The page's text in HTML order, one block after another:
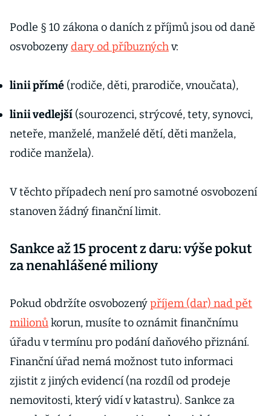
Podle § 10 zákona o daních z příjmů jsou od daně
osvobozenydary od příbuznýchv:
linii přímé (rodiče, děti, prarodiče, vnoučata),
linii vedlejší (sourozenci, strýcové, tety, synovci,
neteře, manželé, manželé dětí, děti manžela,
rodiče manžela).
V těchto případech není pro samotné osvobození
stanoven žádný finanční limit.
Sankce až 15 procent z daru: výše pokut
za nenahlášené miliony
Pokud obdržíte osvobozenýpříjem (dar) nad pět
milionůkorun, musíte to oznámit finančnímu
úřadu v termínu pro podání daňového přiznání.
Finanční úřad nemá možnost tuto informaci
zjistit z jiných evidencí (na rozdíl od prodeje
nemovitosti, který vidí v katastru). Sankce za